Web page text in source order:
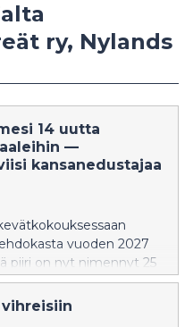
ry, Nylands
14 uutta
—
kansanedustajaa
vuoden 2027
piiri on nyt nimennyt 25
viisi